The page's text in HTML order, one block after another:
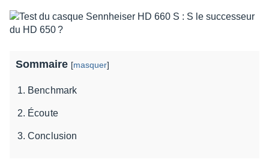
Sommaire [masquer]
Benchmark
Écoute
Conclusion